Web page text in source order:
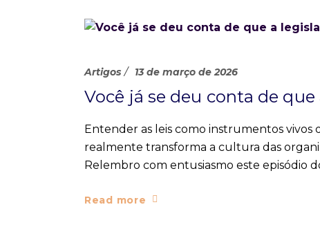
Artigos 13 de março de 2026
Você já se deu conta de
Entender as leis como instrumentos vivos
realmente transforma a cultura das
Relembro com entusiasmo este episódio
Read more